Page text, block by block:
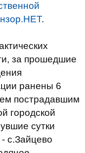
.
за прошедшие
ранены 6
пострадавшим
городской
сутки
с.Зайцево